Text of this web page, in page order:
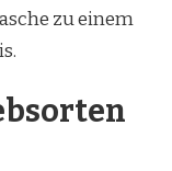
zu einem